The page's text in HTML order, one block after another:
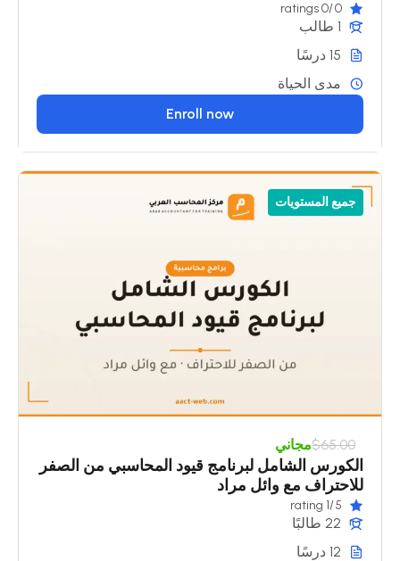
0
/0 ratings
1 طالب
15 درسًا
مدى الحياة
Enroll now
جميع المستويات
$65.00مجاني
الكورس الشامل لبرنامج قيود المحاسبي من الصفر
للاحتراف مع وائل مراد
5
/1 rating
22 طالبًا
12 درسًا